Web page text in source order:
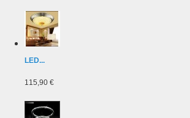
LED...
115,90 €